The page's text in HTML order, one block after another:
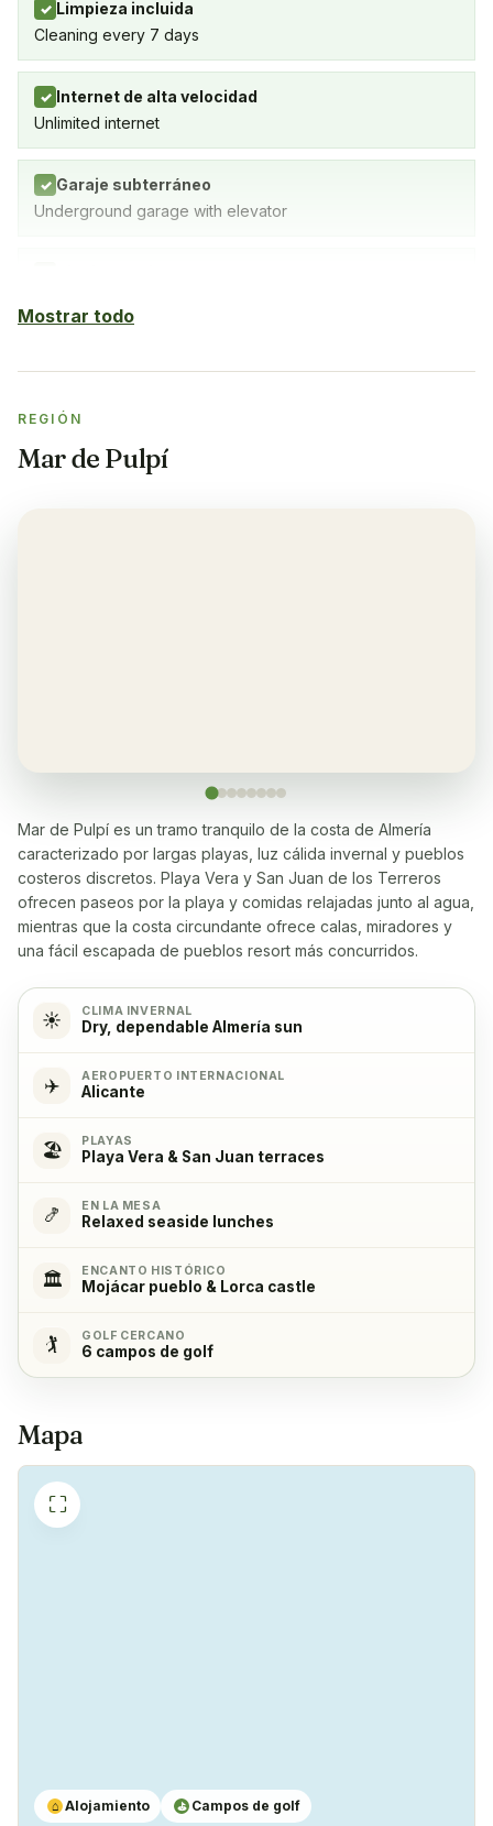
✓ Limpieza incluida
Cleaning every 7 days
✓ Internet de alta velocidad
Unlimited internet
✓ Garaje subterráneo
Underground garage with elevator
✓ Lavadora
✓ Lavavajillas
Sí
✓ Microondas
✓
Estufa de cocina
✓ Horno
Sí
✓ Frigorífico
Congelador
Mostrar todo
REGIÓN
Mar de Pulpí
Mar de Pulpí es un tramo tranquilo de la costa de Almería
caracterizado por largas playas, luz cálida invernal y pueblos
costeros discretos. Playa Vera y San Juan de los Terreros
ofrecen paseos por la playa y comidas relajadas junto al agua,
mientras que la costa circundante ofrece calas, miradores y
una fácil escapada de pueblos resort más concurridos.
☀️ CLIMA INVERNAL
Dry, dependable Almería sun
✈️ AEROPUERTO INTERNACIONAL
Alicante
🏖️ PLAYAS
Playa Vera & San Juan terraces
🍤 EN LA MESA
Relaxed seaside lunches
🏛️ ENCANTO HISTÓRICO
Mojácar pueblo & Lorca castle
🏌️ GOLF CERCANO
6 campos de golf
Mapa
⛶
⌂ Alojamiento ⛳ Campos de golf